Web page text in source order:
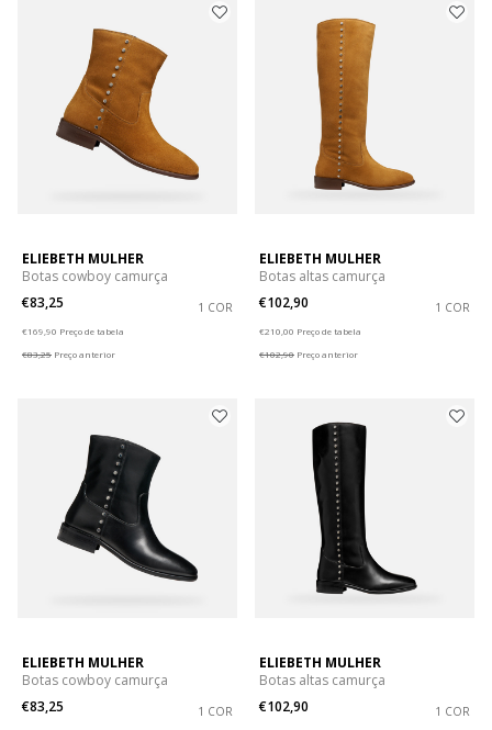
ELIEBETH MULHER
Botas cowboy camurça
€83,25
1 COR
€169,90 Preço de tabela
€83,25 Preço anterior
ELIEBETH MULHER
Botas altas camurça
€102,90
1 COR
€210,00 Preço de tabela
€102,90 Preço anterior
ELIEBETH MULHER
Botas cowboy camurça
€83,25
1 COR
ELIEBETH MULHER
Botas altas camurça
€102,90
1 COR